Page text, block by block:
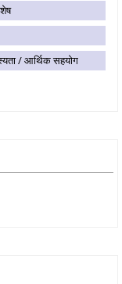
/ आर्थिक सहयोग